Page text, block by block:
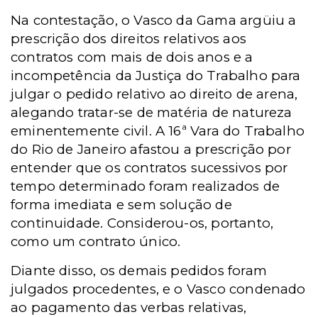
Na contestação, o Vasco da Gama argüiu a
prescrição dos direitos relativos aos
contratos com mais de dois anos e a
incompetência da Justiça do Trabalho para
julgar o pedido relativo ao direito de arena,
alegando tratar-se de matéria de natureza
eminentemente civil. A 16ª Vara do Trabalho
do Rio de Janeiro afastou a prescrição por
entender que os contratos sucessivos por
tempo determinado foram realizados de
forma imediata e sem solução de
continuidade. Considerou-os, portanto,
como um contrato único.
Diante disso, os demais pedidos foram
julgados procedentes, e o Vasco condenado
ao pagamento das verbas relativas,